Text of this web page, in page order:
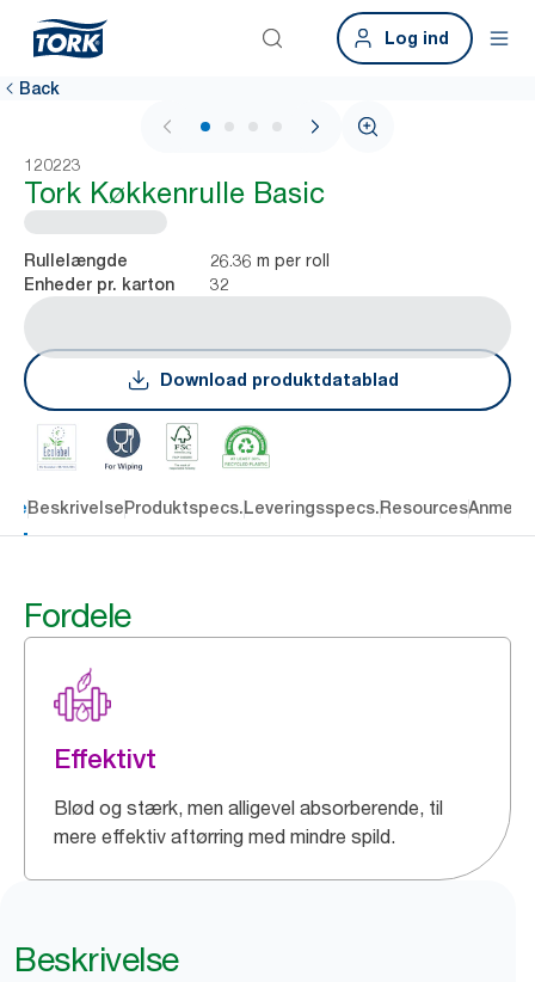
Log ind
Back
1 / 4
120223
Tork Køkkenrulle Basic
Rullelængde 26.36 m per roll
Enheder pr. karton 32
Download produktdatablad
BeskrivelseProduktspecs.Leveringsspecs.Resources
Fordele
Effektivt
Blød og stærk, men alligevel absorberende, til
mere effektiv aftørring med mindre spild.
Beskrivelse